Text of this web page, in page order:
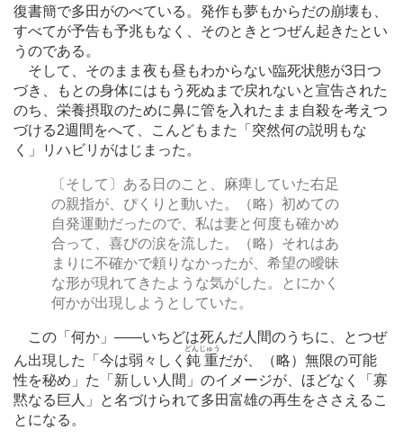
復書簡で多田がのべている。発作も夢もからだの崩壊も、
すべてが予告も予兆もなく、そのときとつぜん起きたとい
うのである。
そして、そのまま夜も昼もわからない臨死状態が3日つ
づき、もとの身体にはもう死ぬまで戻れないと宣告された
のち、栄養摂取のために鼻に管を入れたまま自殺を考えつ
づける2週間をへて、こんどもまた「突然何の説明もな
く」リハビリがはじまった。
〔そして〕ある日のこと、麻痺していた右足
の親指が、ぴくりと動いた。（略）初めての
自発運動だったので、私は妻と何度も確かめ
合って、喜びの涙を流した。（略）それはあ
まりに不確かで頼りなかったが、希望の曖昧
な形が現れてきたような気がした。とにかく
何かが出現しようとしていた。
この「何か」 ――いちどは死んだ人間のうちに、とつぜ
ん出現した「今は弱々しく 鈍重
どんじゅう
だが、（略）無限の可能
性を秘め」た「新しい人間」のイメージが、ほどなく「寡
黙なる巨人」と名づけられて多田富雄の再生をささえるこ
とになる。